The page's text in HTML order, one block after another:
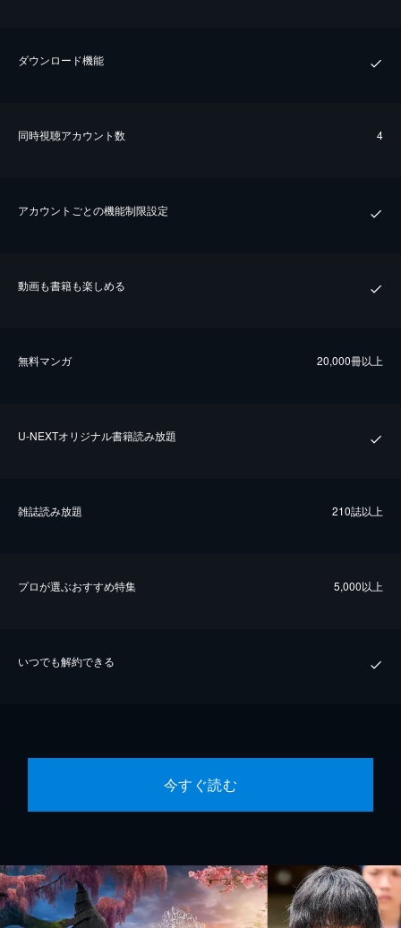
ダウンロード機能
同時視聴アカウント数 4
アカウントごとの機能制限設定
動画も書籍も楽しめる
無料マンガ 20,000冊以上
U-NEXTオリジナル書籍読み放題
雑誌読み放題 210誌以上
プロが選ぶおすすめ特集 5,000以上
いつでも解約できる
今すぐ読む